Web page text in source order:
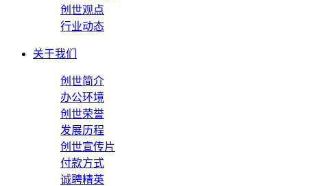
创世观点
行业动态
关于我们
创世简介
办公环境
创世荣誉
发展历程
创世宣传片
付款方式
诚聘精英